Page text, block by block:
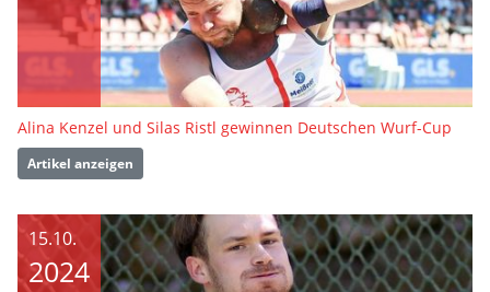
Alina Kenzel und Silas Ristl gewinnen Deutschen Wurf-Cup
Artikel anzeigen
15.10.
2024